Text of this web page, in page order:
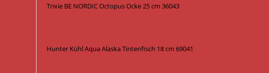
Trixie BE NORDIC Octopus Ocke 25 cm 36043
Hunter Kühl Aqua Alaska Tintenfisch 18 cm 69041